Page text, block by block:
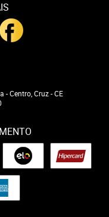
-Centro, Cruz-CE